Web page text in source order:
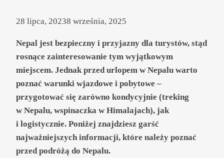
28 lipca, 20238 września, 2025
Nepal jest bezpieczny i przyjazny dla turystów, stąd
rosnące zainteresowanie tym wyjątkowym
miejscem. Jednak przed urlopem w Nepalu warto
poznać warunki wjazdowe i pobytowe –
przygotować się zarówno kondycyjnie (treking
w Nepalu, wspinaczka w Himalajach), jak
i logistycznie. Poniżej znajdziesz garść
najważniejszych informacji, które należy poznać
przed podróżą do Nepalu.